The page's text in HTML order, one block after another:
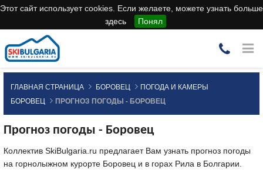
Этот сайт использует cookies. Если желаете, можете узнать больше
здесь
Понял
ГЛАВНАЯ СТРАНИЦА БОРОВЕЦ
ПОГОДА И КАМЕРЫ
БОРОВЕЦ
ПРОГНОЗ ПОГОДЫ - БОРОВЕЦ
Прогноз погоды - Боровец
Коллектив SkiBulgaria.ru предлагает Вам узнать прогноз погоды
на горнолыжном курорте Боровец и в горах Рила в Болгарии.